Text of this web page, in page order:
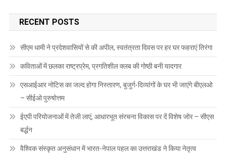
RECENT POSTS
सीएम धामी ने प्रदेशवासियों से की अपील, स्वतंत्रता दिवस पर हर घर फहराएं तिरंगा
कविताओं में छलका राष्ट्रप्रेम, प्रगतिशील क्लब की गोष्ठी बनी यादगार
एसआईआर नोटिस का जल्द होगा निस्तारण, बुजुर्ग-दिव्यांगों के घर भी जाएंगे बीएलओ
– सीईओ पुरुषोत्तम
ईएपी परियोजनाओं में तेजी लाएं, आधारभूत संरचना विकास पर दें विशेष जोर – सीएस
बर्द्धन
वैश्विक संस्कृत अनुसंधान में भारत-नेपाल पहल का उत्तराखंड ने किया नेतृत्व